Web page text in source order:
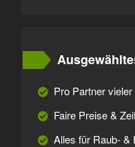
Pro Partner
Faire Preise &
Alles für Raub- &